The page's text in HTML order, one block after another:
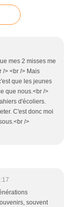
mes 2 misses me
/> <br /> Mais
que les jeunes
que nous.<br />
d'écoliers.
C'est donc moi
/>
souvent